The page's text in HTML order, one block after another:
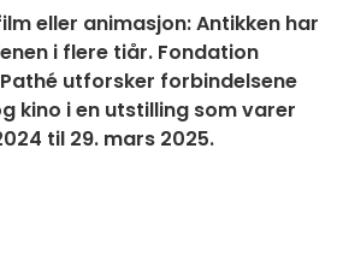
eller animasjon: Antikken har
i flere tiår. Fondation
utforsker forbindelsene
kino i en utstilling som varer
til 29. mars 2025.